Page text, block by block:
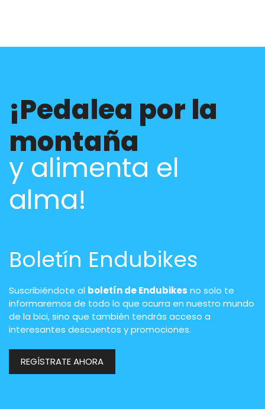
¡Pedalea por la
montaña
y alimenta el
alma!
Boletín Endubikes
Suscribiéndote al boletín de Endubikes no solo te
informaremos de todo lo que ocurra en nuestro mundo
de la bici, sino que también tendrás acceso a
interesantes descuentos y promociones.
REGÍSTRATE AHORA